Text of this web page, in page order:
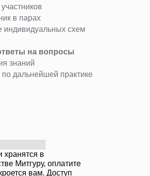
в парах
схем
на вопросы
знаний
дальнейшей практике
хранятся в
Митгуру, оплатите
вам. Доступ